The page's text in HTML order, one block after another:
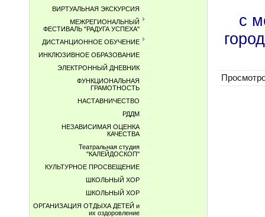
ВИРТУАЛЬНАЯ ЭКСКУРСИЯ
МЕЖРЕГИОНАЛЬНЫЙ
ФЕСТИВАЛЬ "РАДУГА УСПЕХА"
ДИСТАНЦИОННОЕ ОБУЧЕНИЕ
ИНКЛЮЗИВНОЕ ОБРАЗОВАНИЕ
ЭЛЕКТРОННЫЙ ДНЕВНИК
ФУНКЦИОНАЛЬНАЯ
ГРАМОТНОСТЬ
НАСТАВНИЧЕСТВО
РДДМ
НЕЗАВИСИМАЯ ОЦЕНКА
КАЧЕСТВА
Театральная студия
"КАЛЕЙДОСКОП"
КУЛЬТУРНОЕ ПРОСВЕЩЕНИЕ
ШКОЛЬНЫЙ ХОР
ШКОЛЬНЫЙ ХОР
ОРГАНИЗАЦИЯ ОТДЫХА ДЕТЕЙ и
их оздоровление
с